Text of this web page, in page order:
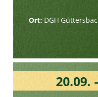
Ort: DGH
20.09.